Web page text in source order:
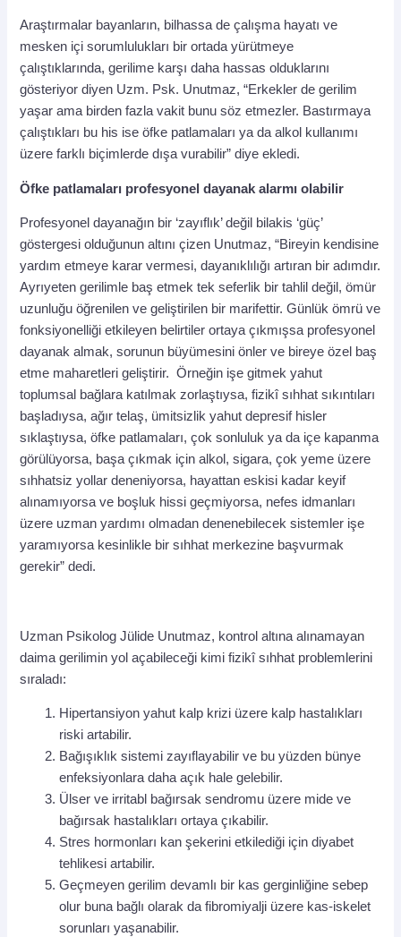
Araştırmalar bayanların, bilhassa de çalışma hayatı ve
mesken içi sorumlulukları bir ortada yürütmeye
çalıştıklarında, gerilime karşı daha hassas olduklarını
gösteriyor diyen Uzm. Psk. Unutmaz, “Erkekler de gerilim
yaşar ama birden fazla vakit bunu söz etmezler. Bastırmaya
çalıştıkları bu his ise öfke patlamaları ya da alkol kullanımı
üzere farklı biçimlerde dışa vurabilir” diye ekledi.
Öfke patlamaları profesyonel dayanak alarmı olabilir
Profesyonel dayanağın bir ‘zayıflık’ değil bilakis ‘güç’
göstergesi olduğunun altını çizen Unutmaz, “Bireyin kendisine
yardım etmeye karar vermesi, dayanıklılığı artıran bir adımdır.
Ayrıyeten gerilimle baş etmek tek seferlik bir tahlil değil, ömür
uzunluğu öğrenilen ve geliştirilen bir marifettir. Günlük ömrü ve
fonksiyonelliği etkileyen belirtiler ortaya çıkmışsa profesyonel
dayanak almak, sorunun büyümesini önler ve bireye özel baş
etme maharetleri geliştirir. Örneğin işe gitmek yahut
toplumsal bağlara katılmak zorlaştıysa, fizikî sıhhat sıkıntıları
başladıysa, ağır telaş, ümitsizlik yahut depresif hisler
sıklaştıysa, öfke patlamaları, çok sonluluk ya da içe kapanma
görülüyorsa, başa çıkmak için alkol, sigara, çok yeme üzere
sıhhatsiz yollar deneniyorsa, hayattan eskisi kadar keyif
alınamıyorsa ve boşluk hissi geçmiyorsa, nefes idmanları
üzere uzman yardımı olmadan denenebilecek sistemler işe
yaramıyorsa kesinlikle bir sıhhat merkezine başvurmak
gerekir” dedi.
Uzman Psikolog Jülide Unutmaz, kontrol altına alınamayan
daima gerilimin yol açabileceği kimi fizikî sıhhat problemlerini
sıraladı:
Hipertansiyon yahut kalp krizi üzere kalp hastalıkları
riski artabilir.
Bağışıklık sistemi zayıflayabilir ve bu yüzden bünye
enfeksiyonlara daha açık hale gelebilir.
Ülser ve irritabl bağırsak sendromu üzere mide ve
bağırsak hastalıkları ortaya çıkabilir.
Stres hormonları kan şekerini etkilediği için diyabet
tehlikesi artabilir.
Geçmeyen gerilim devamlı bir kas gerginliğine sebep
olur buna bağlı olarak da fibromiyalji üzere kas-iskelet
sorunları yaşanabilir.